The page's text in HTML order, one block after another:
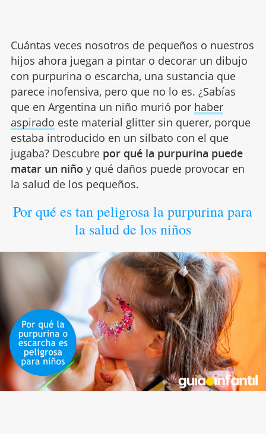
Cuántas veces nosotros de pequeños o nuestros
hijos ahora juegan a pintar o decorar un dibujo
con purpurina o escarcha, una sustancia que
parece inofensiva, pero que no lo es. ¿Sabías
que en Argentina un niño murió por haber
aspirado este material glitter sin querer, porque
estaba introducido en un silbato con el que
jugaba? Descubre por qué la purpurina puede
matar un niño y qué daños puede provocar en
la salud de los pequeños.
Por qué es tan peligrosa la purpurina para
la salud de los niños